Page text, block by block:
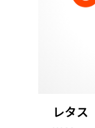
レタス